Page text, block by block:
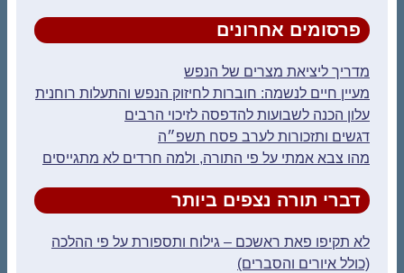
פרסומים אחרונים
מדריך ליציאת מצרים של הנפש
מעיין חיים לנשמה: חוברות לחיזוק הנפש והתעלות רוחנית
עלון הכנה לשבועות להדפסה לזיכוי הרבים
דגשים ותזכורות לערב פסח תשפ״ה
מהו צבא אמתי על פי התורה, ולמה חרדים לא מתגייסים
דברי תורה נצפים ביותר
לא תקיפו פאת ראשכם – גילוח ותספורת על פי ההלכה
(כולל איורים והסברים)